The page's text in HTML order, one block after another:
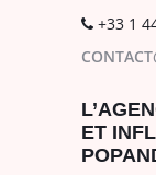
+33 1
ET